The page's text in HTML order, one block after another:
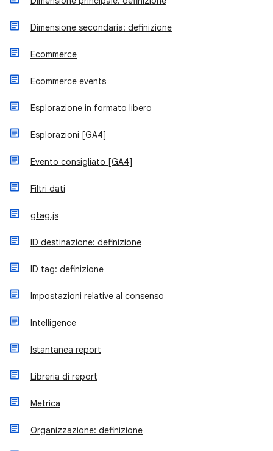
Dimensione secondaria: definizione
Ecommerce
Ecommerce events
Esplorazione in formato libero
Esplorazioni [GA4]
Evento consigliato [GA4]
Filtri dati
gtag.js
ID destinazione: definizione
ID tag: definizione
Impostazioni relative al consenso
Intelligence
Istantanea report
Libreria di report
Metrica
Organizzazione: definizione